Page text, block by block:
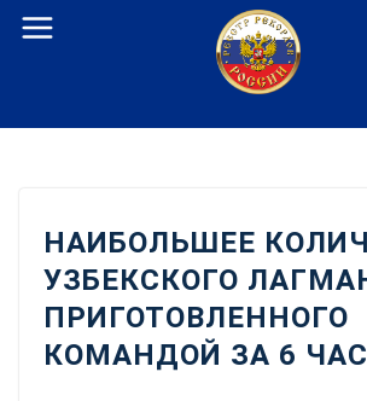
Перейти
НАИБОЛЬШЕЕ
УЗБЕКСКОГО
ПРИГОТОВЛЕННОГО
КОМАНДОЙ ЗА 6